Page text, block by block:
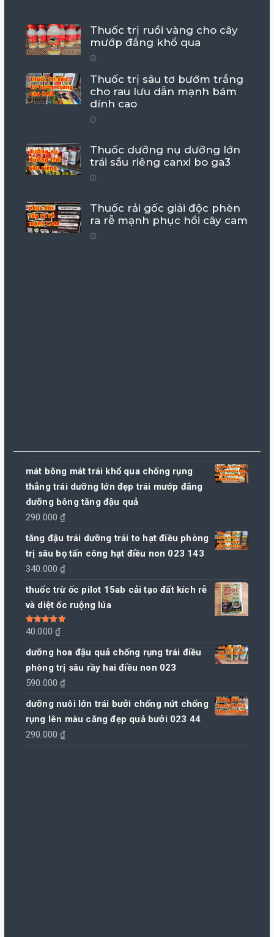
Thuốc trị ruồi vàng cho cây
mướp đắng khổ qua
Thuốc trị sâu tơ bướm trắng
cho rau lưu dẫn mạnh bám
dính cao
Thuốc dưỡng nụ dưỡng lớn
trái sầu riêng canxi bo ga3
Thuốc rải gốc giải độc phèn
ra rễ mạnh phục hồi cây cam
mát bông mát trái khổ qua chống rụng
thẳng trái dưỡng lớn đẹp trái mướp đắng
dưỡng bông tăng đậu quả
290.000₫
tăng đậu trái dưỡng trái to hạt điều phòng
trị sâu bọ tấn công hạt điều non 023 143
340.000₫
thuốc trừ ốc pilot 15ab cải tạo đất kích rễ
và diệt ốc ruộng lúa
Được xếp
hạng 5.005
40.000₫
dưỡng hoa đậu quả chống rụng trái điều
phòng trị sâu rầy hai điều non 023
590.000₫
dưỡng nuôi lớn trái bưởi chống nứt chống
rụng lên màu căng đẹp quả bưởi 023 44
290.000₫